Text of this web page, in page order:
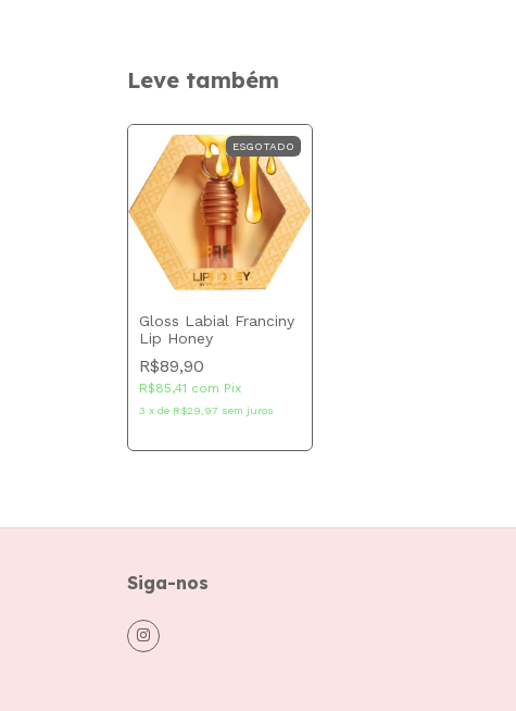
Leve também
ESGOTADO
Gloss Labial Franciny
Lip Honey
R$89,90
R$85,41 com Pix
3 x de R$29,97 sem juros
Siga-nos